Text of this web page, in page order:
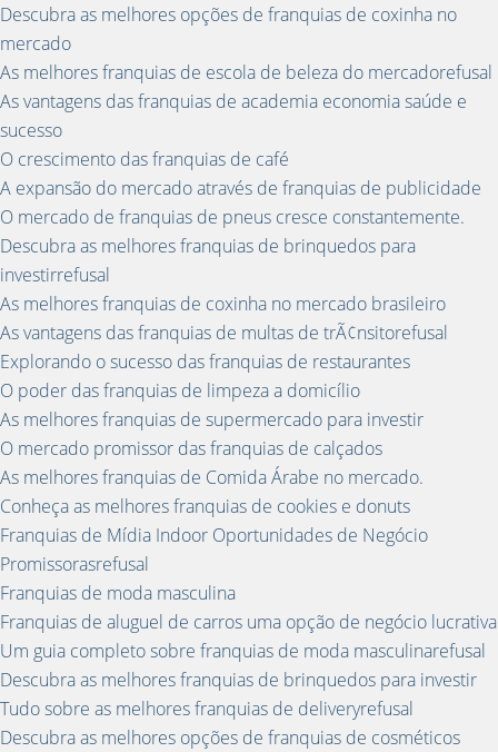
Descubra as melhores opções de franquias de coxinha no
mercado
As melhores franquias de escola de beleza do mercadorefusal
As vantagens das franquias de academia economia saúde e
sucesso
O crescimento das franquias de café
A expansão do mercado através de franquias de publicidade
O mercado de franquias de pneus cresce constantemente.
Descubra as melhores franquias de brinquedos para
investirrefusal
As melhores franquias de coxinha no mercado brasileiro
As vantagens das franquias de multas de trÃ¢nsitorefusal
Explorando o sucesso das franquias de restaurantes
O poder das franquias de limpeza a domicílio
As melhores franquias de supermercado para investir
O mercado promissor das franquias de calçados
As melhores franquias de Comida Árabe no mercado.
Conheça as melhores franquias de cookies e donuts
Franquias de Mídia Indoor Oportunidades de Negócio
Promissorasrefusal
Franquias de moda masculina
Franquias de aluguel de carros uma opção de negócio lucrativa
Um guia completo sobre franquias de moda masculinarefusal
Descubra as melhores franquias de brinquedos para investir
Tudo sobre as melhores franquias de deliveryrefusal
Descubra as melhores opções de franquias de cosméticos